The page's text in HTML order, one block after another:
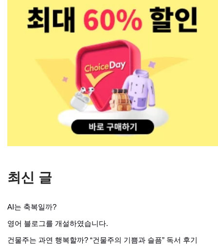
최신 글
AI는 축복일까?
영어 블로그를 개설하였습니다.
건물주는 과연 행복할까? “건물주의 기쁨과 슬픔” 독서 후기